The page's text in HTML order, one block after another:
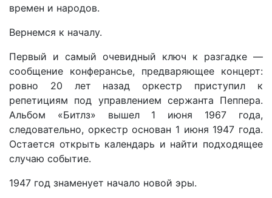
времен и народов.
Вернемся к началу.
Первый и самый очевидный ключ к разгадке —
сообщение конферансье, предваряющее концерт:
ровно 20 лет назад оркестр приступил к
репетициям под управлением сержанта Пеппера.
Альбом «Битлз» вышел 1 июня 1967 года,
следовательно, оркестр основан 1 июня 1947 года.
Остается открыть календарь и найти подходящее
случаю событие.
1947 год знаменует начало новой эры.